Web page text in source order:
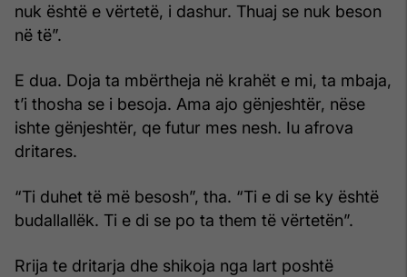
nuk është e vërtetë, i dashur. Thuaj se nuk beson
në të”.
E dua. Doja ta mbërtheja në krahët e mi, ta mbaja,
t’i thosha se i besoja. Ama ajo gënjeshtër, nëse
ishte gënjeshtër, qe futur mes nesh. Iu afrova
dritares.
“Ti duhet të më besosh”, tha. “Ti e di se ky është
budallallëk. Ti e di se po ta them të vërtetën”.
Rrija te dritarja dhe shikoja nga lart poshtë